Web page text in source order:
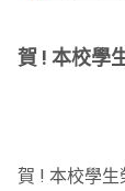
賀 ! 本校學
賀 ! 本校學